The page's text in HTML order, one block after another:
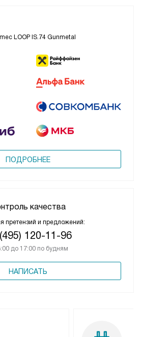
LOOP IS.74 Gunmetal
ПОДРОБНЕЕ
качества
претензий и предложений:
120-11-96
до 17:00 по будням
НАПИСАТЬ